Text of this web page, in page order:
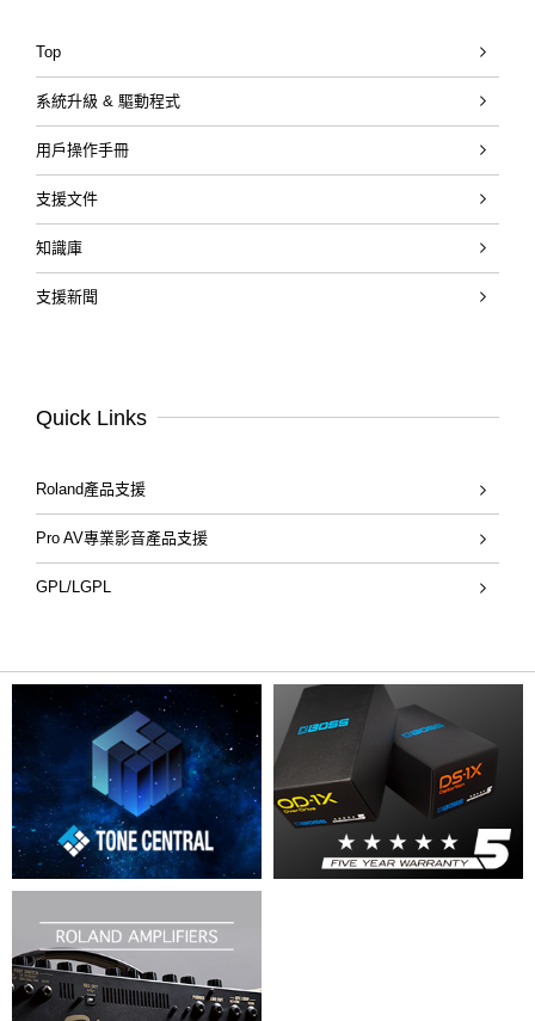
Top
系統升級 & 驅動程式
用戶操作手冊
支援文件
知識庫
支援新聞
Quick Links
Roland產品支援
Pro AV專業影音產品支援
GPL/LGPL